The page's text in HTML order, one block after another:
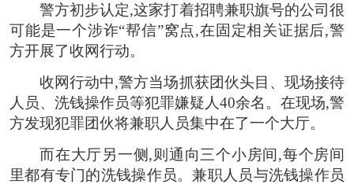
警方初步认定,这家打着招聘兼职旗号的公司很
可能是一个涉诈“帮信”窝点,在固定相关证据后,警
方开展了收网行动。
收网行动中,警方当场抓获团伙头目、现场接待
人员、洗钱操作员等犯罪嫌疑人40余名。在现场,警
方发现犯罪团伙将兼职人员集中在了一个大厅。
而在大厅另一侧,则通向三个小房间,每个房间
里都有专门的洗钱操作员。兼职人员与洗钱操作员